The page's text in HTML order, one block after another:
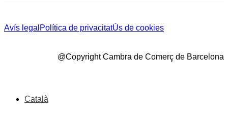
Avís legal Política de privacitatÚs de cookies
@Copyright Cambra de Comerç de Barcelona
Català